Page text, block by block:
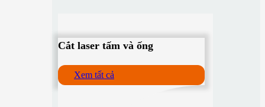
Cắt laser tấm và ống
Xem tất cả